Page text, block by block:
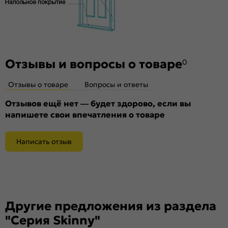
Отзывы и вопросы о товаре0
Отзывы о товаре Вопросы и ответы
Отзывов ещё нет — будет здорово, если вы
напишете свои впечатления о товаре
Написать отзыв
Другие предложения из раздела
"Серия Skinny"